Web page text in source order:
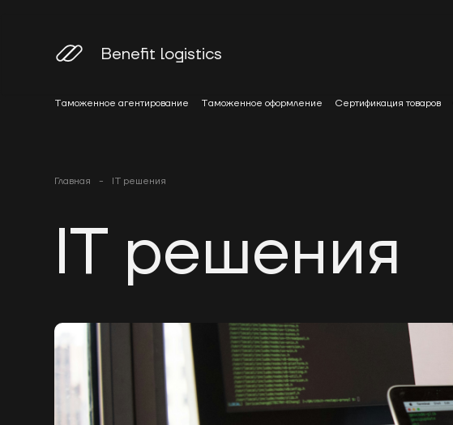
Benefit logistics
Таможенное агентирование Таможенное оформление Сертификация товаров
Главная - IT решения
IT решения